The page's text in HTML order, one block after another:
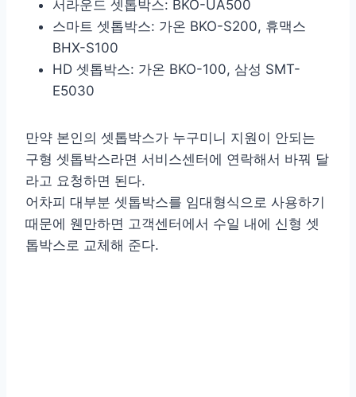
서라운드 셋톱박스: BKO-UA500
스마트 셋톱박스: 가온 BKO-S200, 휴맥스
BHX-S100
HD 셋톱박스: 가온 BKO-100, 삼성 SMT-
E5030
만약 본인의 셋톱박스가 누구미니 지원이 안되는
구형 셋톱박스라면 서비스센터에 연락해서 바꿔 달
라고 요청하면 된다.
어차피 대부분 셋톱박스를 임대형식으로 사용하기
때문에 웬만하면 고객센터에서 수일 내에 신형 셋
톱박스로 교체해 준다.